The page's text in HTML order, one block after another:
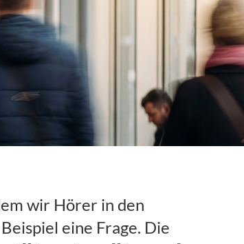
wir Hörer in den
eine Frage. Die